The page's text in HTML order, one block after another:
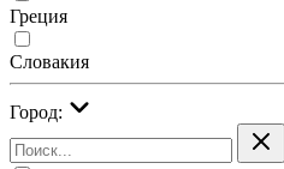
Греция
Словакия
Город: